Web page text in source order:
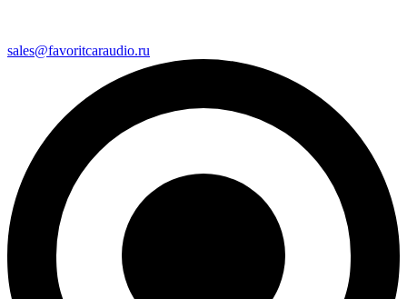
sales@favoritcaraudio.ru